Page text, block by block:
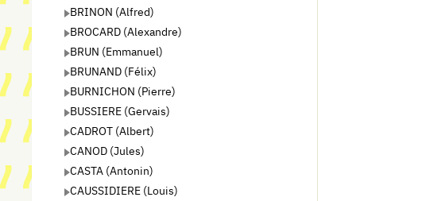
BRINON (Alfred)
BROCARD (Alexandre)
BRUN (Emmanuel)
BRUNAND (Félix)
BURNICHON (Pierre)
BUSSIERE (Gervais)
CADROT (Albert)
CANOD (Jules)
CASTA (Antonin)
CAUSSIDIERE (Louis)